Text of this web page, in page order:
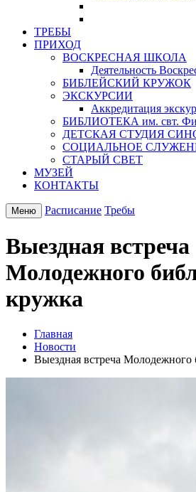
ТРЕБЫ
ПРИХОД
ВОСКРЕСНАЯ ШКОЛА
Деятельность
БИБЛЕЙСКИЙ КРУЖОК
ЭКСКУРСИИ
Аккредитация
БИБЛИОТЕКА им. свт.
ДЕТСКАЯ СТУДИЯ
СОЦИАЛЬНОЕ
СТАРЫЙ СВЕТ
МУЗЕЙ
КОНТАКТЫ
Меню Расписание Требы
Выездная встреча
Молодежного
кружка
Главная
Новости
Выездная встреча Молодежного